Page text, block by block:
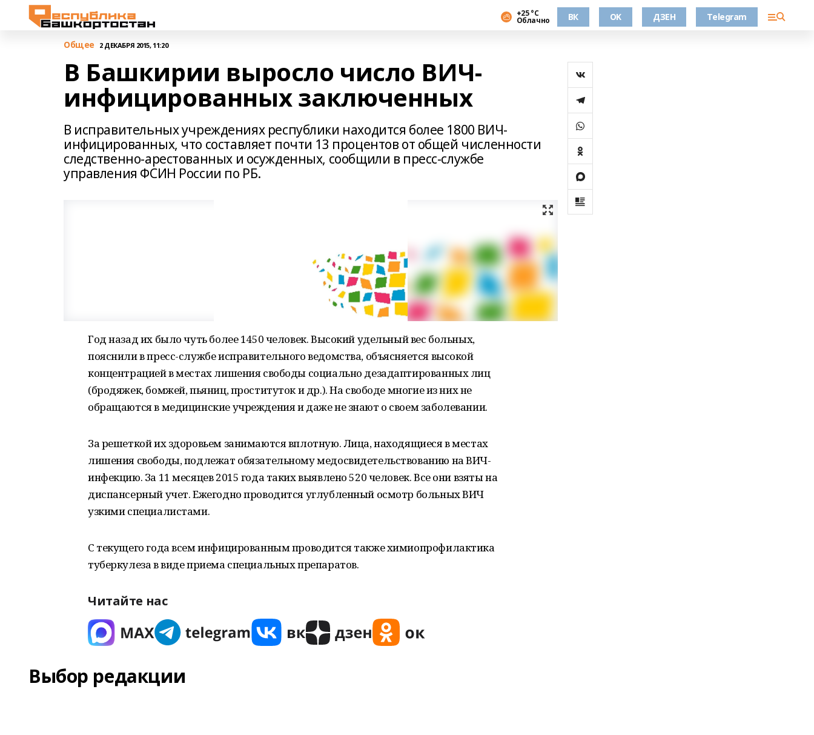
+25 °С
Облачно ВК OK ДЗЕН Telegram
Общее 2 ДЕКАБРЯ 2015, 11:20
В Башкирии выросло число ВИЧ-
инфицированных заключенных
В исправительных учреждениях республики находится более 1800 ВИЧ-
инфицированных, что составляет почти 13 процентов от общей численности
следственно-арестованных и осужденных, сообщили в пресс-службе
управления ФСИН России по РБ.
Год назад их было чуть более 1450 человек. Высокий удельный вес больных,
пояснили в пресс-службе исправительного ведомства, объясняется высокой
концентрацией в местах лишения свободы социально дезадаптированных лиц
(бродяжек, бомжей, пьяниц, проституток и др.). На свободе многие из них не
обращаются в медицинские учреждения и даже не знают о своем заболевании.
За решеткой их здоровьем занимаются вплотную. Лица, находящиеся в местах
лишения свободы, подлежат обязательному медосвидетельствованию на ВИЧ-
инфекцию. За 11 месяцев 2015 года таких выявлено 520 человек. Все они взяты на
диспансерный учет. Ежегодно проводится углубленный осмотр больных ВИЧ
узкими специалистами.
С текущего года всем инфицированным проводится также химиопрофилактика
туберкулеза в виде приема специальных препаратов.
Читайте нас
Выбор редакции